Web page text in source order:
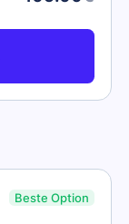
Beste Option